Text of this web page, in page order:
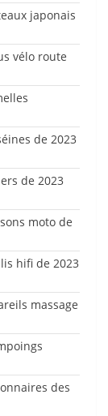
japonais
vélo route
de 2023
de 2023
moto de
hifi de 2023
massage
des